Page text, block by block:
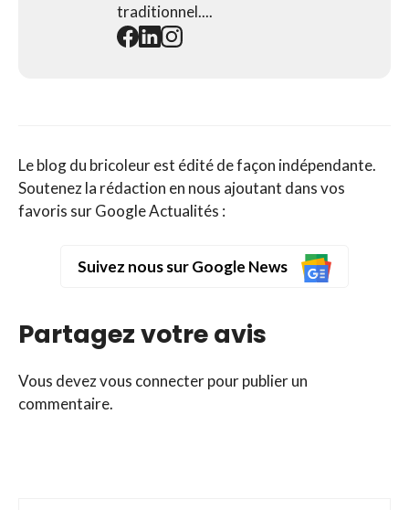
traditionnel....
Le blog du bricoleur est édité de façon indépendante.
Soutenez la rédaction en nous ajoutant dans vos
favoris sur Google Actualités :
Suivez nous sur Google News
Partagez votre avis
Vous devezvous connecterpour publier un
commentaire.